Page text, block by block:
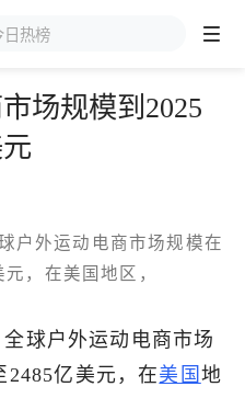
日热榜
个人中心
场规模到2025
户外运动电商市场规模在
，在美国地区，
球户外运动电商市场
2485亿美元，在美国 地